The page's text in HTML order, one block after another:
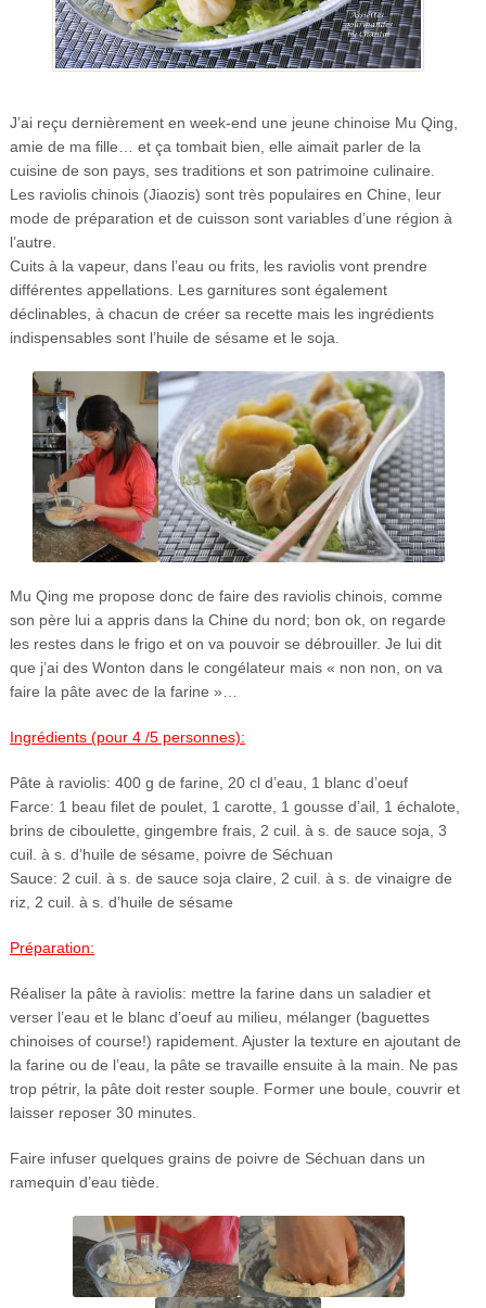
J’ai reçu dernièrement en week-end une jeune chinoise Mu Qing,
amie de ma fille… et ça tombait bien, elle aimait parler de la
cuisine de son pays, ses traditions et son patrimoine culinaire.
Les raviolis chinois (Jiaozis) sont très populaires en Chine, leur
mode de préparation et de cuisson sont variables d’une région à
l’autre.
Cuits à la vapeur, dans l’eau ou frits, les raviolis vont prendre
différentes appellations. Les garnitures sont également
déclinables, à chacun de créer sa recette mais les ingrédients
indispensables sont l’huile de sésame et le soja.
Mu Qing me propose donc de faire des raviolis chinois, comme
son père lui a appris dans la Chine du nord; bon ok, on regarde
les restes dans le frigo et on va pouvoir se débrouiller. Je lui dit
que j’ai des Wonton dans le congélateur mais « non non, on va
faire la pâte avec de la farine »…
Ingrédients (pour 4 /5 personnes):
Pâte à raviolis: 400 g de farine, 20 cl d’eau, 1 blanc d’oeuf
Farce: 1 beau filet de poulet, 1 carotte, 1 gousse d’ail, 1 échalote,
brins de ciboulette, gingembre frais, 2 cuil. à s. de sauce soja, 3
cuil. à s. d’huile de sésame, poivre de Séchuan
Sauce: 2 cuil. à s. de sauce soja claire, 2 cuil. à s. de vinaigre de
riz, 2 cuil. à s. d’huile de sésame
Préparation:
Réaliser la pâte à raviolis: mettre la farine dans un saladier et
verser l’eau et le blanc d’oeuf au milieu, mélanger (baguettes
chinoises of course!) rapidement. Ajuster la texture en ajoutant de
la farine ou de l’eau, la pâte se travaille ensuite à la main. Ne pas
trop pétrir, la pâte doit rester souple. Former une boule, couvrir et
laisser reposer 30 minutes.
Faire infuser quelques grains de poivre de Séchuan dans un
ramequin d’eau tiède.